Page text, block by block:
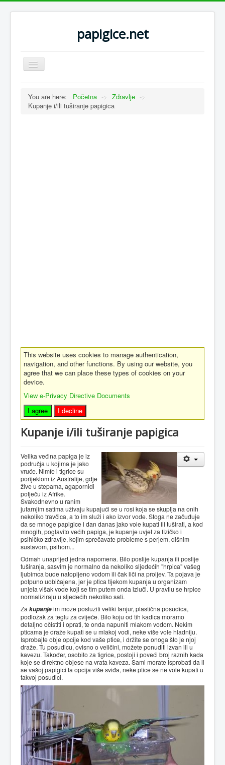
papigice.net
Toggle
Navigation
You are here: Početna -> Zdravlje ->
Kupanje i/ili tuširanje papigica
This website uses cookies to manage authentication,
navigation, and other functions. By using our website, you
agree that we can place these types of cookies on your
device.
View e-Privacy Directive Documents
I agree
I decline
Kupanje i/ili tuširanje papigica
Velika većina papiga je iz
područja u kojima je jako
vruće. Nimfe i tigrice su
porijeklom iz Australije, gdje
žive u stepama, agapornidi
potječu iz Afrike.
Svakodnevno u ranim
jutarnjim satima uživaju kupajući se u rosi koja se skuplja na onih
nekoliko travčica, a to im služi i ako izvor vode. Stoga ne začuđuje
da se mnoge papigice i dan danas jako vole kupati ili tuširati, a kod
mnogih, poglavito većih papiga, je kupanje uvjet za fizičko i
psihičko zdravlje, kojim sprečavate probleme s perjem, dišnim
sustavom, psihom...
Odmah unaprijed jedna napomena. Bilo poslije kupanja ili poslije
tuširanja, sasvim je normalno da nekoliko sljedećih "hrpica" vašeg
ljubimca bude natopljeno vodom ili čak liči na proljev. Ta pojava je
potpuno uobičajena, jer je ptica tijekom kupanja u organizam
unjela višak vode koji se tim putem onda izluči. U pravilu se hrpice
normaliziraju u sljedećih nekoliko sati.
Za kupanjeim može poslužiti veliki tanjur, plastična posudica,
podložak za teglu za cvijeće. Bilo koju od tih kadica moramo
detaljno očistiti i oprati, te onda napuniti mlakom vodom. Nekim
pticama je draže kupati se u mlakoj vodi, neke više vole hladniju.
Isprobajte obje opcije kod vaše ptice, i držite se onoga što je njoj
draže. Tu posudicu, ovisno o veličini, možete ponuditi izvan ili u
kavezu. Također, osobito za tigrice, postoji i poveći broj raznih kada
koje se direktno objese na vrata kaveza. Sami morate isprobati da li
se vašoj papigici ta opcija više sviđa, neke ptice se ne vole kupati u
takvoj posudici.